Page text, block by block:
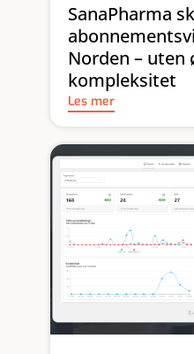
SanaPharma
Norden – uten
kompleksitet
Les mer